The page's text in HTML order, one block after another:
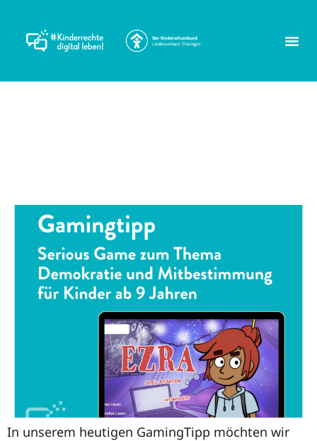
In unserem heutigen GamingTipp möchten wir